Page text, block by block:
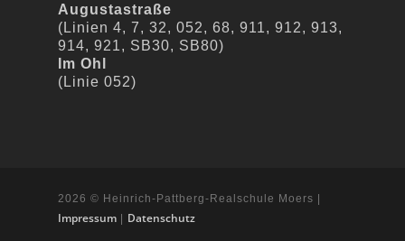
Augustastraße
(Linien 4, 7, 32, 052, 68, 911, 912, 913,
914, 921, SB30, SB80)
Im Ohl
(Linie 052)
2026 © Heinrich-Pattberg-Realschule Moers |
Impressum | Datenschutz